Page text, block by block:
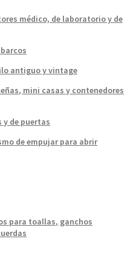
médico, de laboratorio y de
antiguo y vintage
mini casas y contenedores
y de puertas
de empujar para abrir
para toallas, ganchos